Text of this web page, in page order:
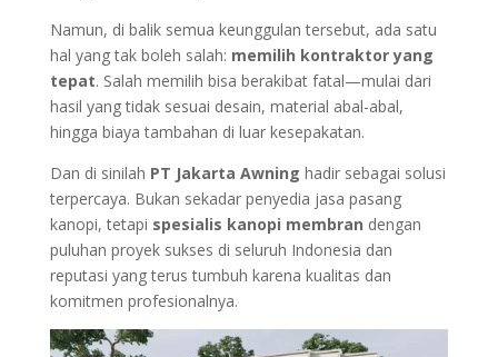
Namun, di balik semua keunggulan tersebut, ada satu
hal yang tak boleh salah: memilih kontraktor yang
tepat. Salah memilih bisa berakibat fatal—mulai dari
hasil yang tidak sesuai desain, material abal-abal,
hingga biaya tambahan di luar kesepakatan.
Dan di sinilah PT Jakarta Awning hadir sebagai solusi
terpercaya. Bukan sekadar penyedia jasa pasang
kanopi, tetapi spesialis kanopi membran dengan
puluhan proyek sukses di seluruh Indonesia dan
reputasi yang terus tumbuh karena kualitas dan
komitmen profesionalnya.